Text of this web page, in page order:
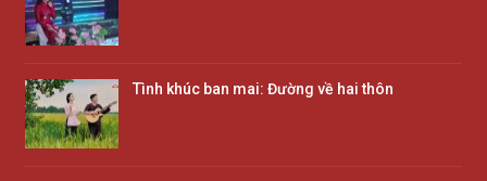
Tình khúc ban mai: Đường về hai thôn